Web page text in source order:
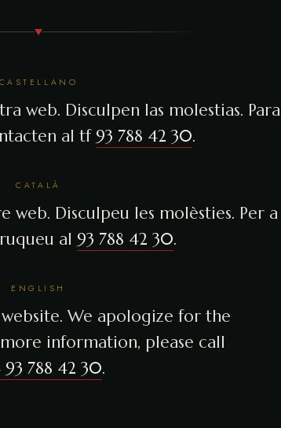
CASTELLANO
web. Disculpen las molestias. Para
al tf 93 788 42 30.
CATALÀ
web. Disculpeu les molèsties. Per a
al 93 788 42 30.
ENGLISH
We apologize for the
information, please call
93 788 42 30.